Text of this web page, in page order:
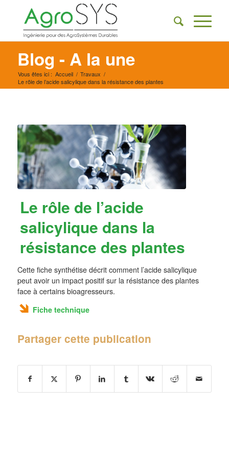
Blog - A la une
Vous êtes ici : Accueil / Travaux /
Le rôle de l’acide salicylique dans la résistance des plantes
Le rôle de l’acide
salicylique dans la
résistance des plantes
Cette fiche synthétise décrit comment l’acide salicylique
peut avoir un impact positif sur la résistance des plantes
face à certains bioagresseurs.
Fiche technique
Partager cette publication